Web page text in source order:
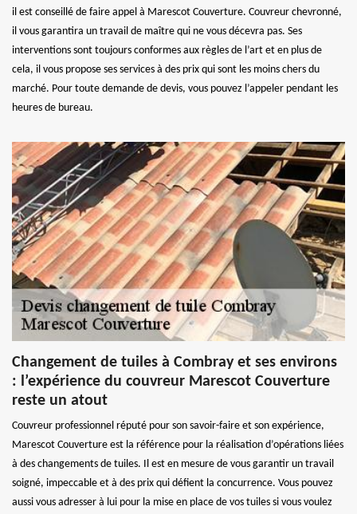
il est conseillé de faire appel à Marescot Couverture. Couvreur chevronné,
il vous garantira un travail de maître qui ne vous décevra pas. Ses
interventions sont toujours conformes aux règles de l’art et en plus de
cela, il vous propose ses services à des prix qui sont les moins chers du
marché. Pour toute demande de devis, vous pouvez l’appeler pendant les
heures de bureau.
Changement de tuiles à Combray et ses environs
: l’expérience du couvreur Marescot Couverture
reste un atout
Couvreur professionnel réputé pour son savoir-faire et son expérience,
Marescot Couverture est la référence pour la réalisation d’opérations liées
à des changements de tuiles. Il est en mesure de vous garantir un travail
soigné, impeccable et à des prix qui défient la concurrence. Vous pouvez
aussi vous adresser à lui pour la mise en place de vos tuiles si vous voulez